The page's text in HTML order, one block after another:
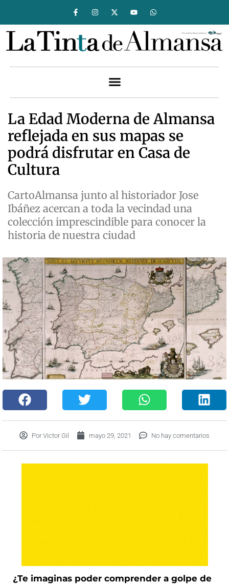
La Edad Moderna de Almansa
reflejada en sus mapas se
podrá disfrutar en Casa de
Cultura
CartoAlmansa junto al historiador Jose
Ibáñez acercan a toda la vecindad una
colección imprescindible para conocer la
historia de nuestra ciudad
Por Victor Gil mayo 29, 2021 No hay comentarios
¿Te imaginas poder comprender a golpe de